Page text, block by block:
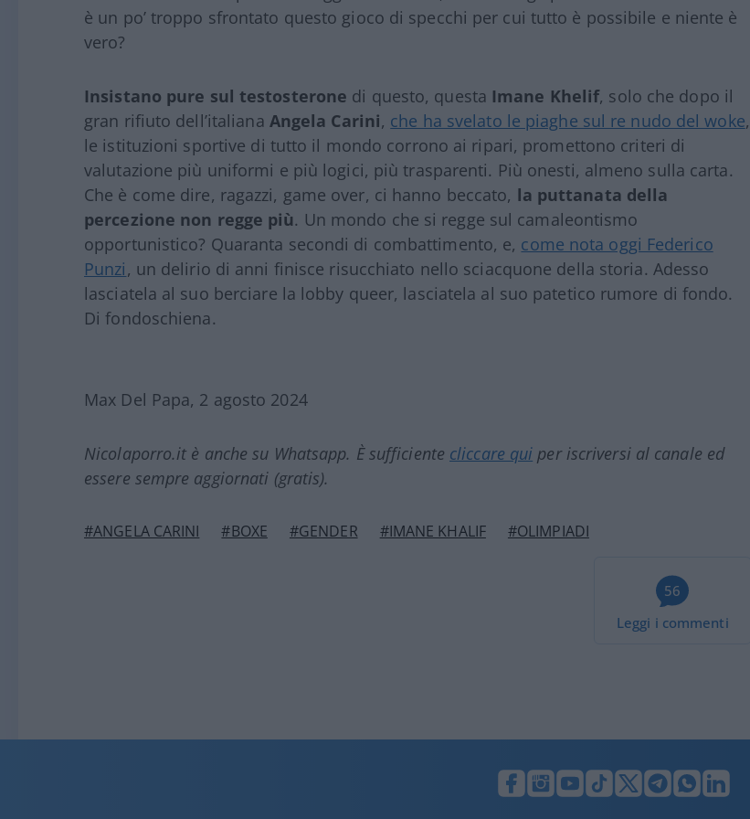
è un po’ troppo sfrontato questo gioco di specchi per cui tutto è possibile e niente è
vero?
Insistano pure sul testosterone di questo, questa Imane Khelif, solo che dopo il
gran rifiuto dell’italiana Angela Carini, che ha svelato le piaghe sul re nudo del woke,
le istituzioni sportive di tutto il mondo corrono ai ripari, promettono criteri di
valutazione più uniformi e più logici, più trasparenti. Più onesti, almeno sulla carta.
Che è come dire, ragazzi, game over, ci hanno beccato, la puttanata della
percezione non regge più. Un mondo che si regge sul camaleontismo
opportunistico? Quaranta secondi di combattimento, e, come nota oggi Federico
Punzi, un delirio di anni finisce risucchiato nello sciacquone della storia. Adesso
lasciatela al suo berciare la lobby queer, lasciatela al suo patetico rumore di fondo.
Di fondoschiena.
Max Del Papa, 2 agosto 2024
Nicolaporro.it è anche su Whatsapp. È sufficiente cliccare qui per iscriversi al canale ed
essere sempre aggiornati (gratis).
#ANGELA CARINI #BOXE #GENDER #IMANE KHALIF #OLIMPIADI
56
Leggi i commenti